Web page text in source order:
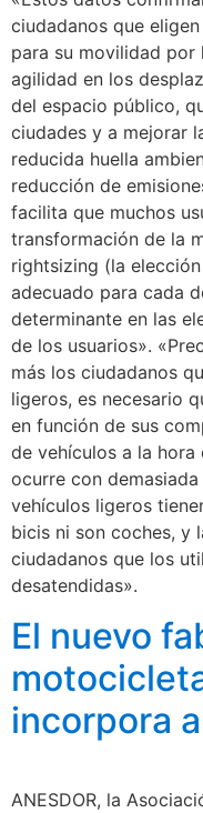
ciudadanos que
para su movilidad por
agilidad en los
del espacio público,
ciudades y a mejorar
reducida huella
reducción de
facilita que muchos
transformación de la
rightsizing (la
adecuado para cada
determinante en las
de los usuarios».
más los ciudadanos
ligeros, es necesario
en función de sus
de vehículos a la
ocurre con
vehículos ligeros
bicis ni son coches, y
ciudadanos que los
desatendidas».
El nuevo
incorpora
ANESDOR, la